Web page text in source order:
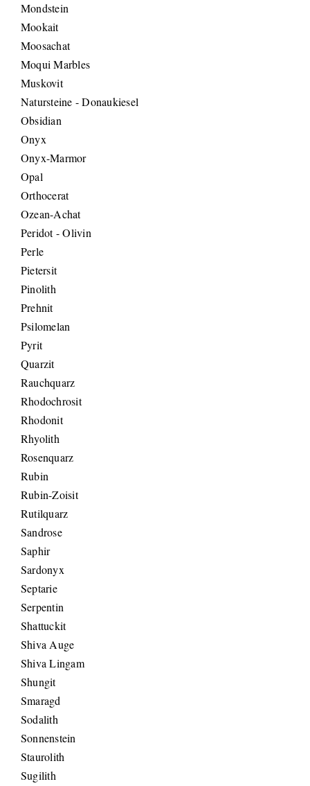
Mondstein
Mookait
Moosachat
Moqui Marbles
Muskovit
Natursteine - Donaukiesel
Obsidian
Onyx
Onyx-Marmor
Opal
Orthocerat
Ozean-Achat
Peridot - Olivin
Perle
Pietersit
Pinolith
Prehnit
Psilomelan
Pyrit
Quarzit
Rauchquarz
Rhodochrosit
Rhodonit
Rhyolith
Rosenquarz
Rubin
Rubin-Zoisit
Rutilquarz
Sandrose
Saphir
Sardonyx
Septarie
Serpentin
Shattuckit
Shiva Auge
Shiva Lingam
Shungit
Smaragd
Sodalith
Sonnenstein
Staurolith
Sugilith